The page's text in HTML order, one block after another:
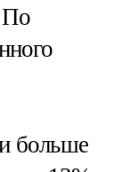
По
больше